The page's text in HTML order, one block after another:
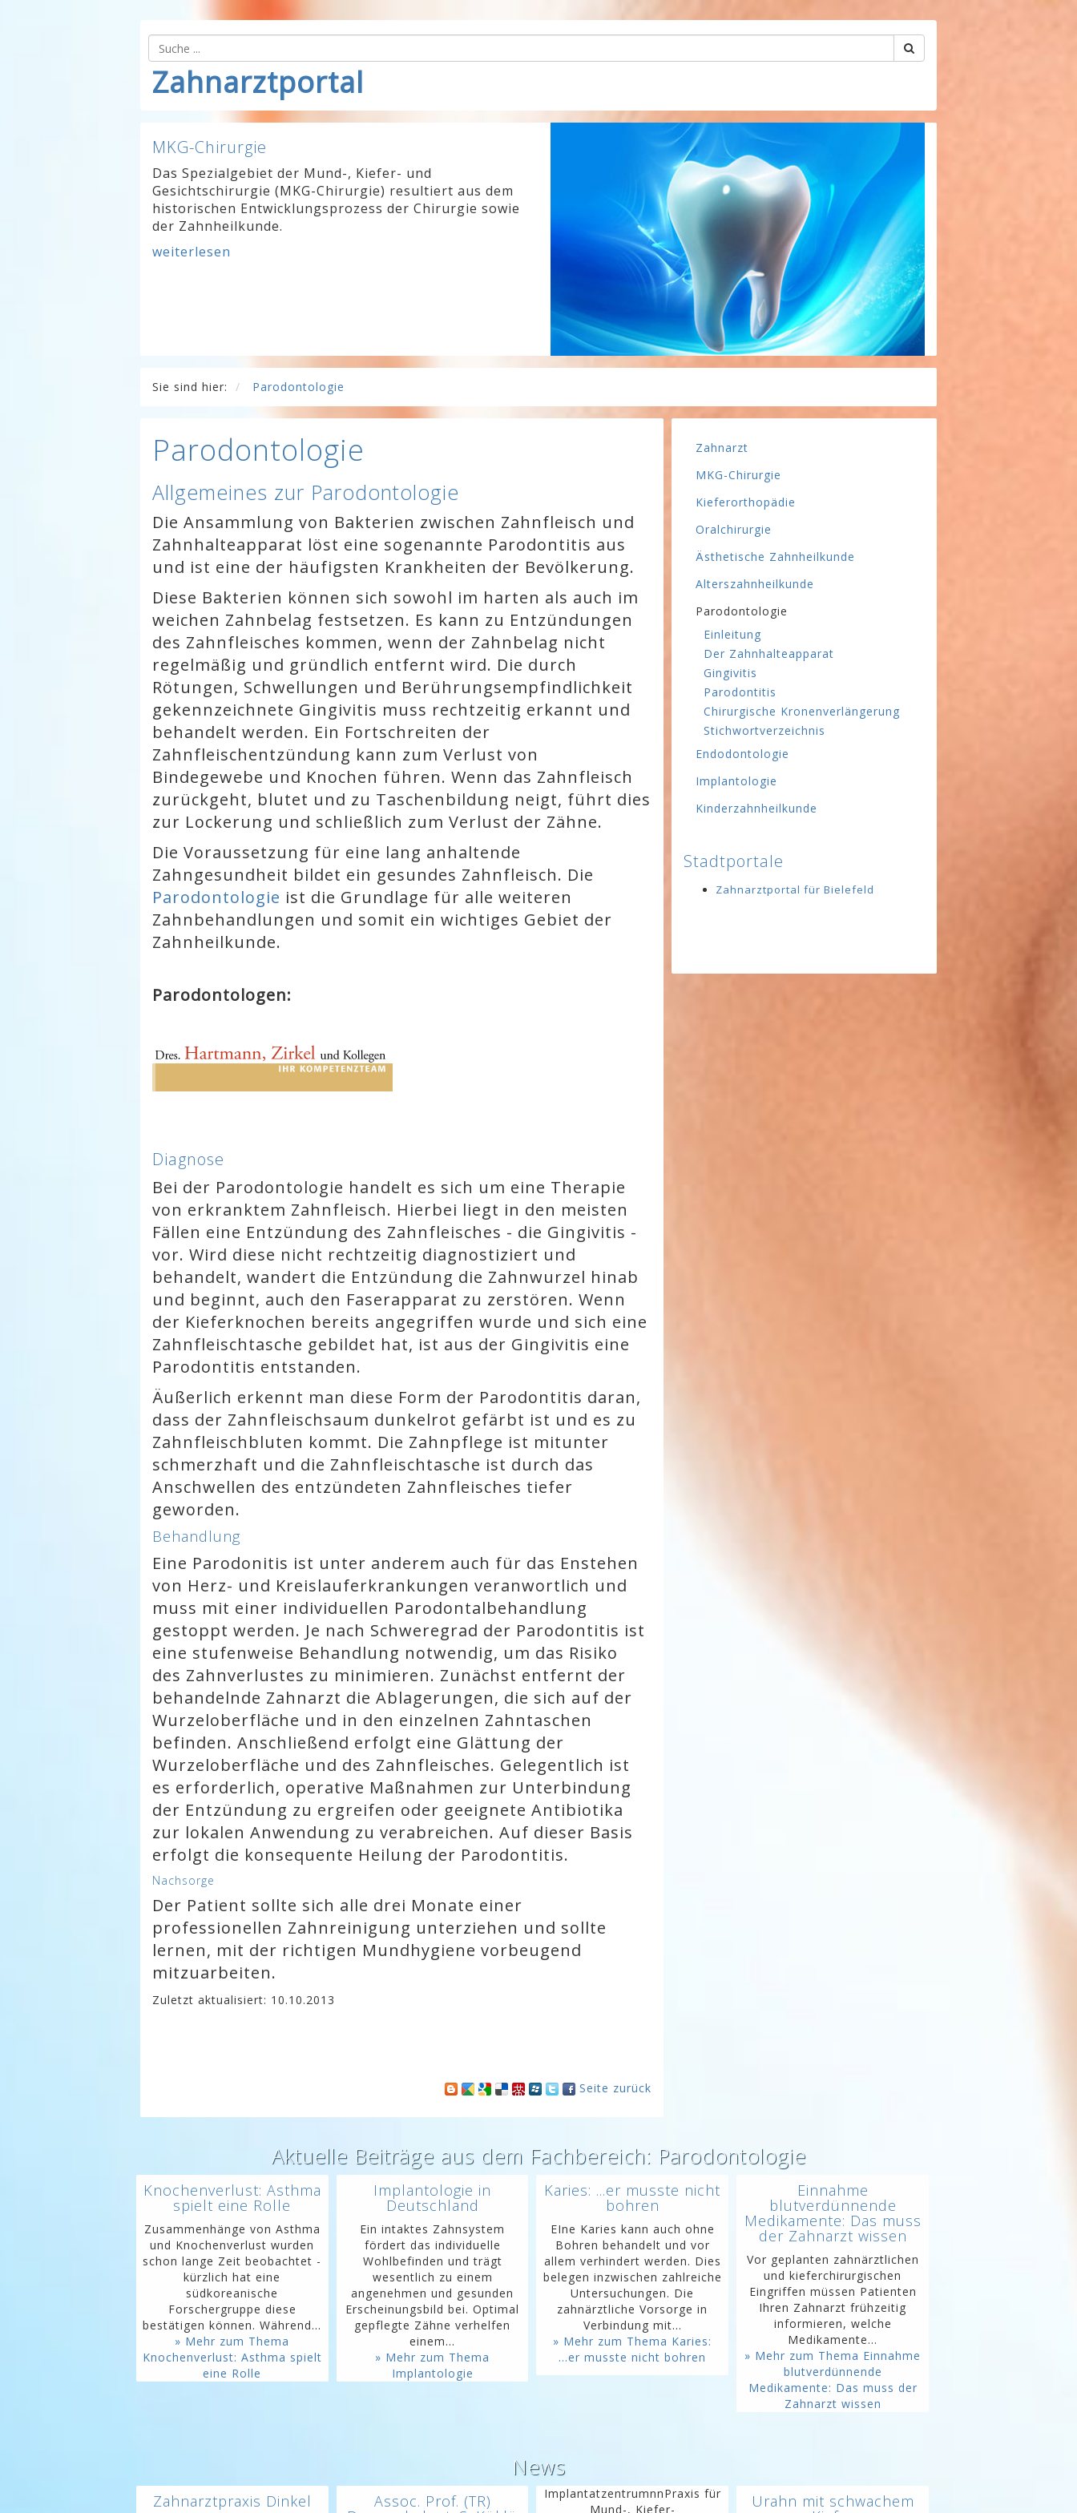
Zahnarztportal
MKG-Chirurgie
Das Spezialgebiet der Mund-, Kiefer- und
Gesichtschirurgie (MKG-Chirurgie) resultiert aus dem
historischen Entwicklungsprozess der Chirurgie sowie
der Zahnheilkunde.
weiterlesen
Sie sind hier: Parodontologie
Parodontologie
Allgemeines zur Parodontologie
Die Ansammlung von Bakterien zwischen Zahnfleisch und
Zahnhalteapparat löst eine sogenannte Parodontitis aus
und ist eine der häufigsten Krankheiten der Bevölkerung.
Diese Bakterien können sich sowohl im harten als auch im
weichen Zahnbelag festsetzen. Es kann zu Entzündungen
des Zahnfleisches kommen, wenn der Zahnbelag nicht
regelmäßig und gründlich entfernt wird. Die durch
Rötungen, Schwellungen und Berührungsempfindlichkeit
gekennzeichnete Gingivitis muss rechtzeitig erkannt und
behandelt werden. Ein Fortschreiten der
Zahnfleischentzündung kann zum Verlust von
Bindegewebe und Knochen führen. Wenn das Zahnfleisch
zurückgeht, blutet und zu Taschenbildung neigt, führt dies
zur Lockerung und schließlich zum Verlust der Zähne.
Die Voraussetzung für eine lang anhaltende
Zahngesundheit bildet ein gesundes Zahnfleisch. Die
Parodontologie ist die Grundlage für alle weiteren
Zahnbehandlungen und somit ein wichtiges Gebiet der
Zahnheilkunde.
Parodontologen:
Diagnose
Bei der Parodontologie handelt es sich um eine Therapie
von erkranktem Zahnfleisch. Hierbei liegt in den meisten
Fällen eine Entzündung des Zahnfleisches - die Gingivitis -
vor. Wird diese nicht rechtzeitig diagnostiziert und
behandelt, wandert die Entzündung die Zahnwurzel hinab
und beginnt, auch den Faserapparat zu zerstören. Wenn
der Kieferknochen bereits angegriffen wurde und sich eine
Zahnfleischtasche gebildet hat, ist aus der Gingivitis eine
Parodontitis entstanden.
Äußerlich erkennt man diese Form der Parodontitis daran,
dass der Zahnfleischsaum dunkelrot gefärbt ist und es zu
Zahnfleischbluten kommt. Die Zahnpflege ist mitunter
schmerzhaft und die Zahnfleischtasche ist durch das
Anschwellen des entzündeten Zahnfleisches tiefer
geworden.
Behandlung
Eine Parodonitis ist unter anderem auch für das Enstehen
von Herz- und Kreislauferkrankungen veranwortlich und
muss mit einer individuellen Parodontalbehandlung
gestoppt werden. Je nach Schweregrad der Parodontitis ist
eine stufenweise Behandlung notwendig, um das Risiko
des Zahnverlustes zu minimieren. Zunächst entfernt der
behandelnde Zahnarzt die Ablagerungen, die sich auf der
Wurzeloberfläche und in den einzelnen Zahntaschen
befinden. Anschließend erfolgt eine Glättung der
Wurzeloberfläche und des Zahnfleisches. Gelegentlich ist
es erforderlich, operative Maßnahmen zur Unterbindung
der Entzündung zu ergreifen oder geeignete Antibiotika
zur lokalen Anwendung zu verabreichen. Auf dieser Basis
erfolgt die konsequente Heilung der Parodontitis.
Nachsorge
Der Patient sollte sich alle drei Monate einer
professionellen Zahnreinigung unterziehen und sollte
lernen, mit der richtigen Mundhygiene vorbeugend
mitzuarbeiten.
Zuletzt aktualisiert: 10.10.2013
Seite zurück
Zahnarzt
MKG-Chirurgie
Kieferorthopädie
Oralchirurgie
Ästhetische Zahnheilkunde
Alterszahnheilkunde
Parodontologie
Einleitung
Der Zahnhalteapparat
Gingivitis
Parodontitis
Chirurgische Kronenverlängerung
Stichwortverzeichnis
Endodontologie
Implantologie
Kinderzahnheilkunde
Stadtportale
Zahnarztportal für Bielefeld
Aktuelle Beiträge aus dem Fachbereich: Parodontologie
Knochenverlust: Asthma
spielt eine Rolle
Zusammenhänge von Asthma
und Knochenverlust wurden
schon lange Zeit beobachtet -
kürzlich hat eine
südkoreanische
Forschergruppe diese
bestätigen können. Während...
» Mehr zum Thema
Knochenverlust: Asthma spielt
eine Rolle
Implantologie in
Deutschland
Ein intaktes Zahnsystem
fördert das individuelle
Wohlbefinden und trägt
wesentlich zu einem
angenehmen und gesunden
Erscheinungsbild bei. Optimal
gepflegte Zähne verhelfen
einem...
» Mehr zum Thema
Implantologie
Karies: ...er musste nicht
bohren
EIne Karies kann auch ohne
Bohren behandelt und vor
allem verhindert werden. Dies
belegen inzwischen zahlreiche
Untersuchungen. Die
zahnärztliche Vorsorge in
Verbindung mit...
» Mehr zum Thema Karies:
...er musste nicht bohren
Einnahme
blutverdünnende
Medikamente: Das muss
der Zahnarzt wissen
Vor geplanten zahnärztlichen
und kieferchirurgischen
Eingriffen müssen Patienten
Ihren Zahnarzt frühzeitig
informieren, welche
Medikamente...
» Mehr zum Thema Einnahme
blutverdünnende
Medikamente: Das muss der
Zahnarzt wissen
News
Zahnarztpraxis Dinkel Assoc. Prof. (TR)
ImplantatzentrumnnPraxis für
Mund-, Kiefer-
Urahn mit schwachem